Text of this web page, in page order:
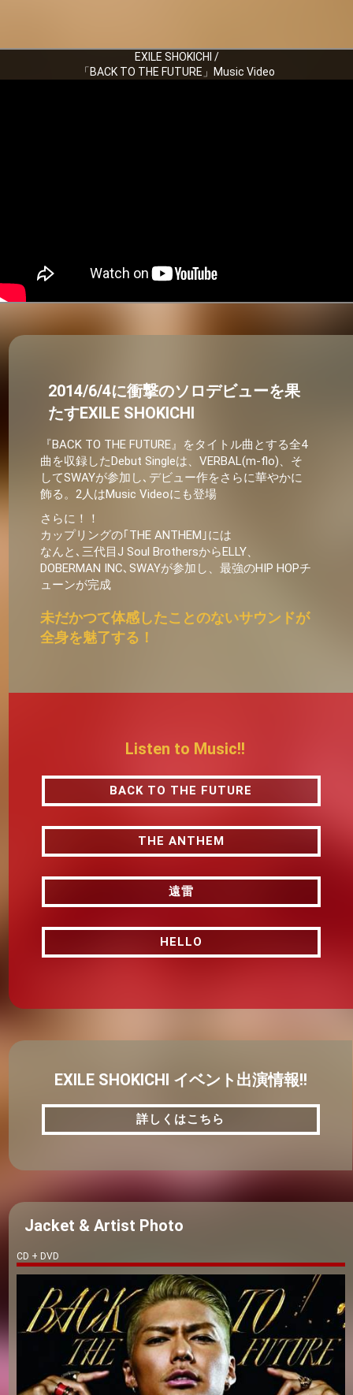
EXILE SHOKICHI /
「BACK TO THE FUTURE」Music Video
2014/6/4に衝撃のソロデビューを果
たすEXILE SHOKICHI
『BACK TO THE FUTURE』をタイトル曲とする全4
曲を収録したDebut Singleは、VERBAL(m-flo)、そ
してSWAYが参加し､デビュー作をさらに華やかに
飾る。2人はMusic Videoにも登場
さらに！！
カップリングの｢THE ANTHEM｣には
なんと､三代目J Soul BrothersからELLY、
DOBERMAN INC､SWAYが参加し、最強のHIP HOPチ
ューンが完成
未だかつて体感したことのないサウンドが
全身を魅了する！
Listen to Music!!
BACK TO THE FUTURE
THE ANTHEM
THE ANTHEM
遠雷
遠雷
HELLO
HELLO
EXILE SHOKICHI イベント出演情報!!
詳しくはこちら
詳しくはこちら
Jacket & Artist Photo
CD + DVD